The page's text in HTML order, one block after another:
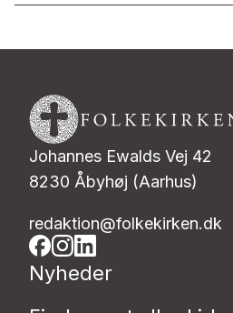
Johannes Ewalds Vej 42
8230 Åbyhøj (Aarhus)
redaktion@folkekirken.dk
Nyheder